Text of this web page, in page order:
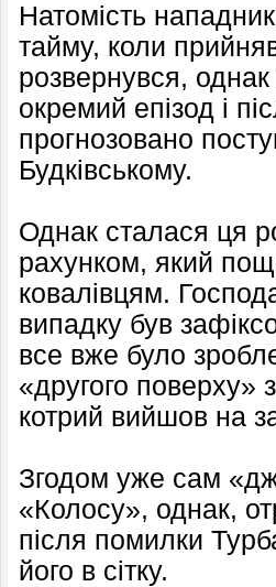
Натомість
тайму, коли
розвернувся,
окремий епізод і
прогнозовано
Будківському.
Однак сталася ця
рахунком, який
ковалівцям.
випадку був
все вже було
«другого поверху»
котрий вийшов на
Згодом уже сам
«Колосу», однак,
після помилки
його в сітку.